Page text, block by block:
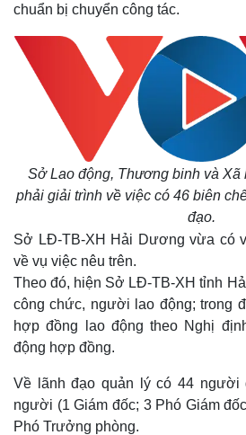
chuẩn bị chuyển công tác.
Sở Lao động, Thương binh và
phải giải trình về việc có 46 biên
đạo.
Sở LĐ-TB-XH Hải Dương vừa có
về vụ việc nêu trên.
Theo đó, hiện Sở LĐ-TB-XH tỉnh
công chức, người lao động; trong
hợp đồng lao động theo Nghị
động hợp đồng.
Về lãnh đạo quản lý có 44 người
người (1 Giám đốc; 3 Phó Giám
Phó Trưởng phòng.